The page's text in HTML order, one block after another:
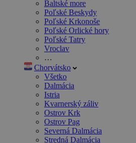
Baltské more
Poľské Beskydy
Poľské Krkonoše
Poľské Orlické hory
Poľské Tatry
Vroclav
…
Chorvátsko
Všetko
Dalmácia
Istria
Kvarnerský záliv
Ostrov Krk
Ostrov Pag
Severná Dalmácia
Stredná Dalmácia